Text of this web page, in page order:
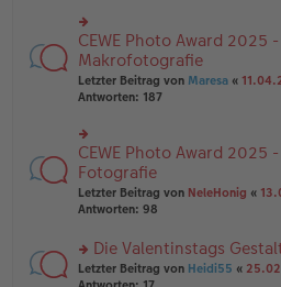
tr
a
g
e
n
er
B
ei
tr
g
u
n
g
el
es
e
er
B
ei
tr
a
g
rs
te
r
u
n
el
es
e
n
er
tr
a
CEWE Photo Award 2025
Makrofotografie
Letzter Beitrag von Maresa «
Antworten: 187
rs
te
r
u
n
el
es
CEWE Photo Award 2025
Fotografie
Letzter Beitrag von NeleHonig «
Antworten: 98
rs
Die Valentinstags
Letzter Beitrag von Heidi55 «